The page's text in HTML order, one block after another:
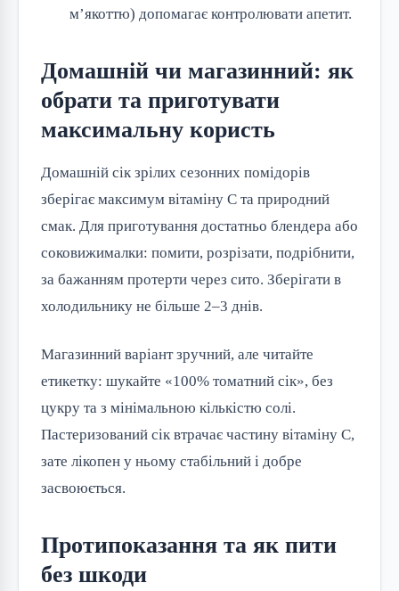
м’якоттю) допомагає контролювати апетит.
Домашній чи магазинний: як
обрати та приготувати
максимальну користь
Домашній сік зрілих сезонних помідорів
зберігає максимум вітаміну C та природний
смак. Для приготування достатньо блендера або
соковижималки: помити, розрізати, подрібнити,
за бажанням протерти через сито. Зберігати в
холодильнику не більше 2–3 днів.
Магазинний варіант зручний, але читайте
етикетку: шукайте «100% томатний сік», без
цукру та з мінімальною кількістю солі.
Пастеризований сік втрачає частину вітаміну C,
зате лікопен у ньому стабільний і добре
засвоюється.
Протипоказання та як пити
без шкоди